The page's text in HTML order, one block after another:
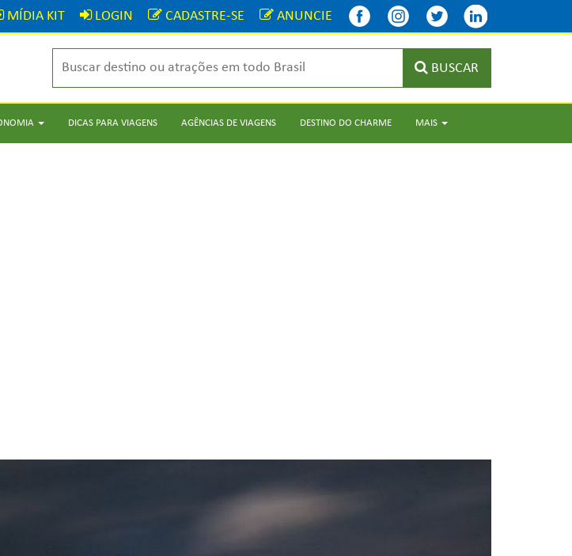
MÍDIA KIT LOGIN CADASTRE-SE ANUNCIE
BUSCAR
DICAS PARA VIAGENS AGÊNCIAS DE VIAGENS DESTINO DO CHARME MAIS